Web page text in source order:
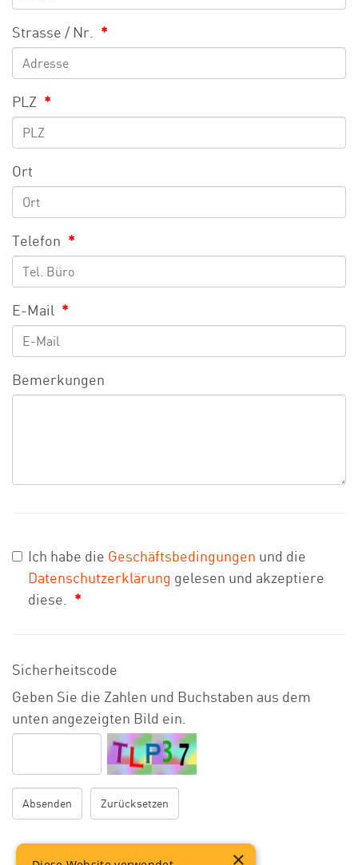
Strasse / Nr. *
PLZ *
Ort
Telefon *
E-Mail *
Bemerkungen
Ich habe die Geschäftsbedingungen und die
Datenschutzerklärung gelesen und akzeptiere
diese.
*
Sicherheitscode
Geben Sie die Zahlen und Buchstaben aus dem
unten angezeigten Bild ein.
×